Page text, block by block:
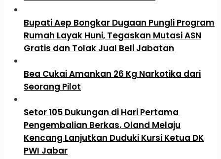
Bupati Aep Bongkar Dugaan Pungli Program
Rumah Layak Huni, Tegaskan Mutasi ASN
Gratis dan Tolak Jual Beli Jabatan
Bea Cukai Amankan 26 Kg Narkotika dari
Seorang Pilot
Setor 105 Dukungan di Hari Pertama
Pengembalian Berkas, Oland Melaju
Kencang Lanjutkan Duduki Kursi Ketua DK
PWI Jabar